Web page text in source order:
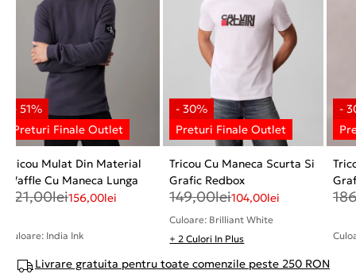
Tricou Mulat Din Material
Waffle Cu Maneca Lunga
321,00lei156,00lei
Culoare: India Ink
Tricou Cu Maneca Scurta Si
Grafic Redbox
149,00lei104,00lei
Culoare: Brilliant White
+ 2 Culori In Plus
Livrare gratuita pentru toate comenzile peste 250 RON